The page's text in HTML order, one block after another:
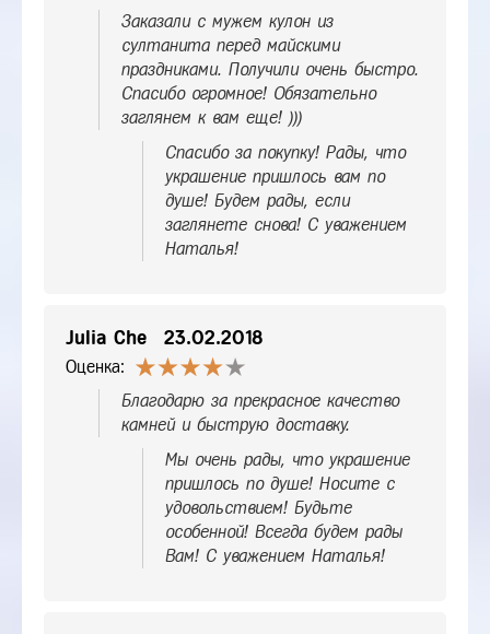
Заказали с мужем кулон из
султанита перед майскими
праздниками. Получили очень быстро.
Спасибо огромное! Обязательно
заглянем к вам еще! )))
Спасибо за покупку! Рады, что
украшение пришлось вам по
душе! Будем рады, если
заглянете снова! С уважением
Наталья!
Julia Che 23.02.2018
Оценка:
Благодарю за прекрасное качество
камней и быструю доставку.
Мы очень рады, что украшение
пришлось по душе! Носите с
удовольствием! Будьте
особенной! Всегда будем рады
Вам! С уважением Наталья!